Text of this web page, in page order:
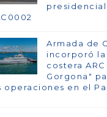
Armada de
incorporó
costera ARC
Gorgona"
operaciones en el